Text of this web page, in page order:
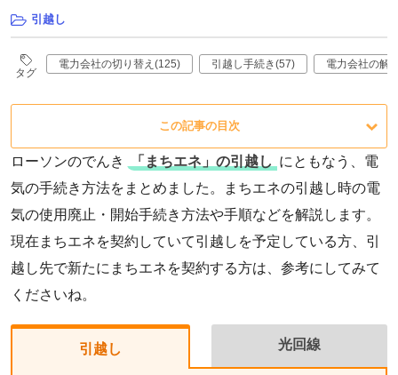
引越し
タグ
電力会社の切り替え(125) 引越し手続き(57) 電力会社の解
この記事の目次
ローソンのでんき 「まちエネ」の引越し にともなう、電
気の手続き方法をまとめました。まちエネの引越し時の電
気の使用廃止・開始手続き方法や手順などを解説します。
現在まちエネを契約していて引越しを予定している方、引
越し先で新たにまちエネを契約する方は、参考にしてみて
くださいね。
引越し 光回線